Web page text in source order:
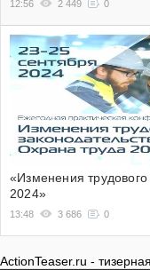
12:56 2 449 0
«Изменения
2024»
13:48 3 686 0
ActionTeaser.ru -